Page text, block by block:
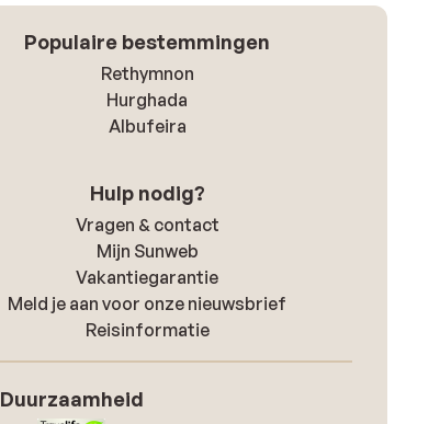
Populaire bestemmingen
Rethymnon
Hurghada
Albufeira
Hulp nodig?
Vragen & contact
Mijn Sunweb
Vakantiegarantie
Meld je aan voor onze nieuwsbrief
Reisinformatie
Duurzaamheid